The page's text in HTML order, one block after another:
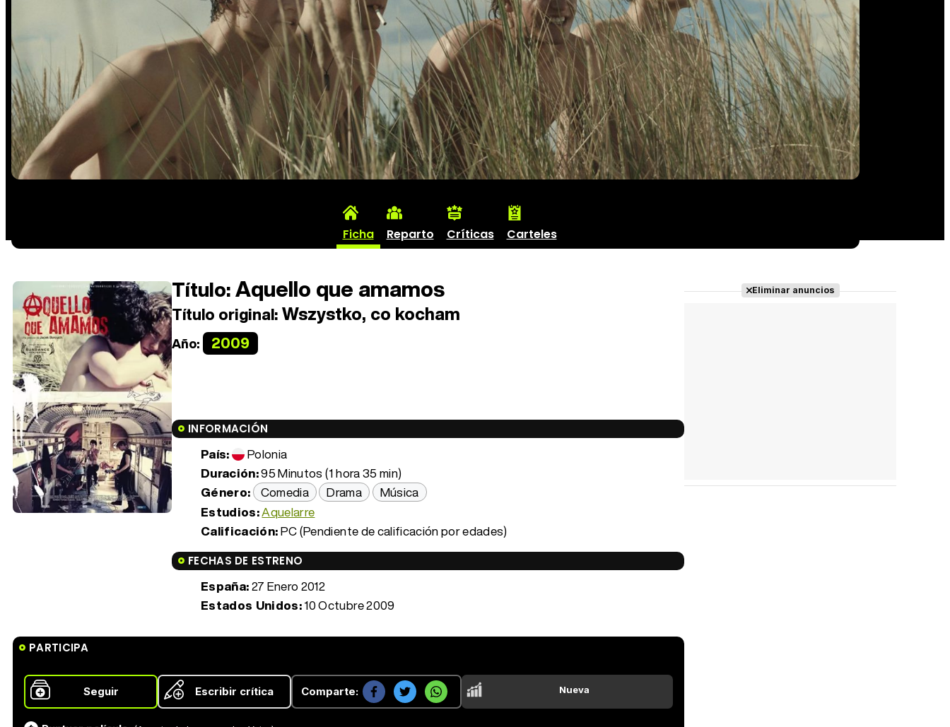
Ficha Reparto Críticas Carteles
Título:Aquello que amamos
Título original:Wszystko, co kocham
Año: 2009
INFORMACIÓN
País:
Polonia
Duración:95 Minutos (1 hora 35 min)
Género: Comedia Drama
Música
Estudios:Aquelarre
Calificación:PC (Pendiente de calificación por edades)
FECHAS DE ESTRENO
España:27 Enero 2012
Estados Unidos:10 Octubre 2009
PARTICIPA
Seguir Escribir crítica Comparte: Nueva
Eliminar anuncios